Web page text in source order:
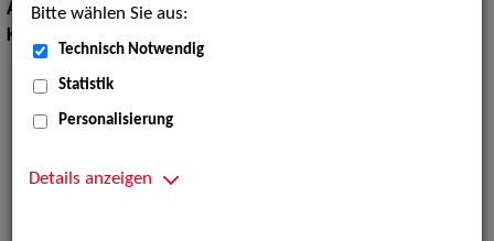
Augenfarbe:blau
Körpergröße:
Bitte wählen Sie aus:
Technisch Notwendig
Statistik
Personalisierung
Details anzeigen